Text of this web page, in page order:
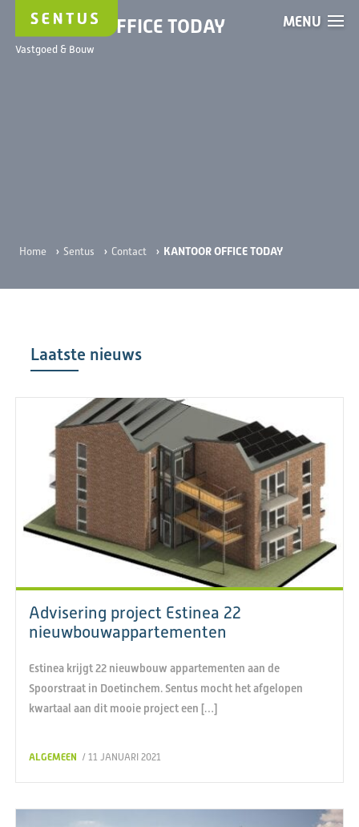
Vastgoed & Bouw
MENU
KANTOOR OFFICE TODAY
Home › Sentus › Contact › KANTOOR OFFICE TODAY
Laatste nieuws
Advisering project Estinea 22
nieuwbouwappartementen
Estinea krijgt 22 nieuwbouw appartementen aan de
Spoorstraat in Doetinchem. Sentus mocht het afgelopen
kwartaal aan dit mooie project een […]
ALGEMEEN / 11 JANUARI 2021